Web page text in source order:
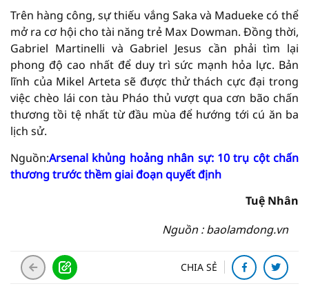
Trên hàng công, sự thiếu vắng Saka và Madueke có thể
mở ra cơ hội cho tài năng trẻ Max Dowman. Đồng thời,
Gabriel Martinelli và Gabriel Jesus cần phải tìm lại
phong độ cao nhất để duy trì sức mạnh hỏa lực. Bản
lĩnh của Mikel Arteta sẽ được thử thách cực đại trong
việc chèo lái con tàu Pháo thủ vượt qua cơn bão chấn
thương tồi tệ nhất từ đầu mùa để hướng tới cú ăn ba
lịch sử.
Nguồn:Arsenal khủng hoảng nhân sự: 10 trụ cột chấn
thương trước thềm giai đoạn quyết định
Tuệ Nhân
Nguồn : baolamdong.vn
CHIA SẺ